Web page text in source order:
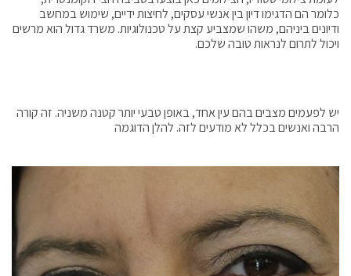
כלומר הם הדגימו דיון בין אנשי עסקים, לחיצות ידיים, שימוש במחשב
ודיונים ביניהם, משהו שמצביע קצת על טכנולוגיות. משרד גדול הוא מרשים
ויכול לתרום לנראות טובה שלכם.
יש לפעמים מצבים בהם עין אחד, באופן טבעי יותר קטנה משניה. זה קורה
הרבה ואנשים בכלל לא מודעים לזה. להלן הדוגמה